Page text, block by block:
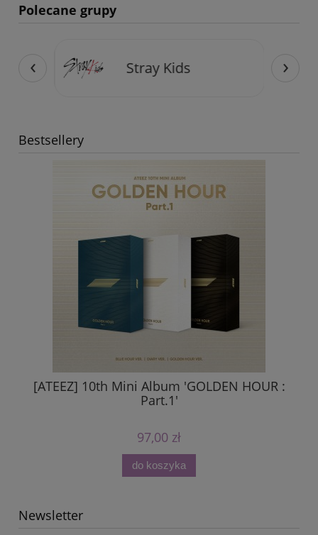
Polecane grupy
Stray Kids
‹ ›
Bestsellery
[ATEEZ] 10th Mini Album 'GOLDEN HOUR :
Part.1'
97,00 zł
do koszyka
Newsletter